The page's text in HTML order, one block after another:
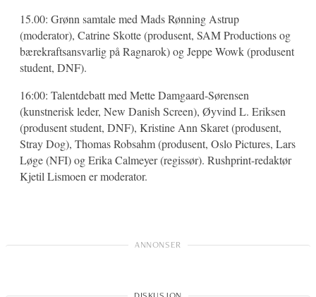
15.00: Grønn samtale med Mads Rønning Astrup
(moderator), Catrine Skotte (produsent, SAM Productions og
bærekraftsansvarlig på Ragnarok) og Jeppe Wowk (produsent
student, DNF).
16:00: Talentdebatt med Mette Damgaard-Sørensen
(kunstnerisk leder, New Danish Screen), Øyvind L. Eriksen
(produsent student, DNF), Kristine Ann Skaret (produsent,
Stray Dog), Thomas Robsahm (produsent, Oslo Pictures, Lars
Løge (NFI) og Erika Calmeyer (regissør). Rushprint-redaktør
Kjetil Lismoen er moderator.